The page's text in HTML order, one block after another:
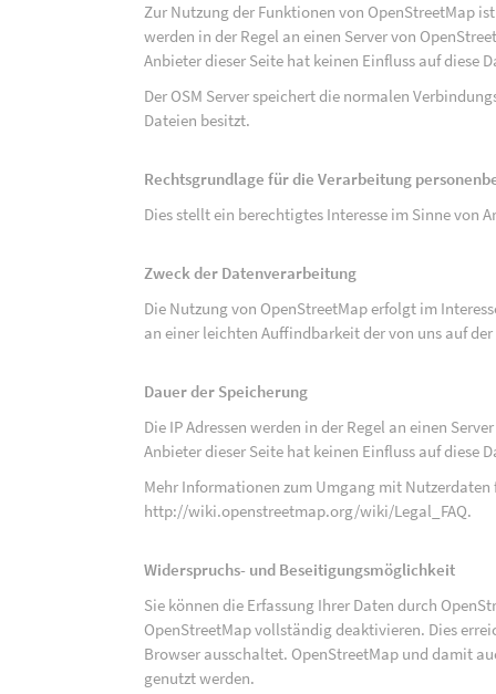
Zur Nutzung der Funktionen von OpenStreetMap
werden in der Regel an einen Server von
Anbieter dieser Seite hat keinen Einfluss auf diese
Der OSM Server speichert die normalen
Dateien besitzt.
Rechtsgrundlage für die Verarbeitung
Dies stellt ein berechtigtes Interesse im Sinne von
Zweck der Datenverarbeitung
Die Nutzung von OpenStreetMap erfolgt im
an einer leichten Auffindbarkeit der von uns auf
Dauer der Speicherung
Die IP Adressen werden in der Regel an einen
Anbieter dieser Seite hat keinen Einfluss auf diese
Mehr Informationen zum Umgang mit
http://wiki.openstreetmap.org/wiki/Legal_FAQ.
Widerspruchs- und Beseitigungsmöglichkeit
Sie können die Erfassung Ihrer Daten durch
OpenStreetMap vollständig deaktivieren. Dies
Browser ausschaltet. OpenStreetMap und damit
genutzt werden.